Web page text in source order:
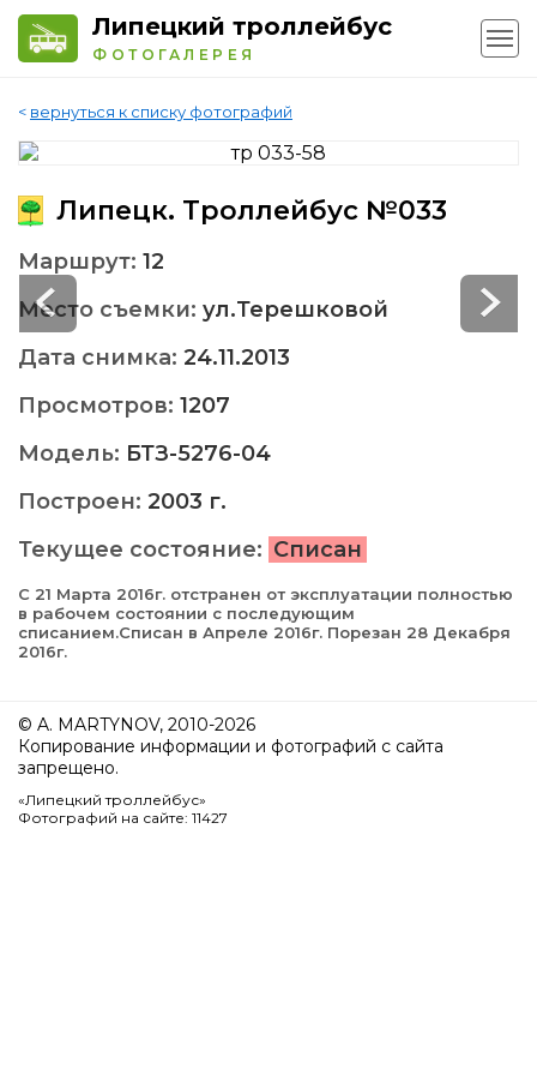
Липецкий троллейбус
ФОТОГАЛЕРЕЯ
< вернуться к списку фотографий
Липецк. Троллейбус №033
Маршрут: 12
Место съемки: ул.Терешковой
Дата снимка: 24.11.2013
Просмотров: 1207
Модель: БТЗ-5276-04
Построен: 2003 г.
Текущее состояние: Списан
С 21 Марта 2016г. отстранен от эксплуатации полностью
в рабочем состоянии с последующим
списанием.Списан в Апреле 2016г. Порезан 28 Декабря
2016г.
© A. MARTYNOV, 2010-2026
Копирование информации и фотографий с сайта
запрещено.
«Липецкий троллейбус»
Фотографий на сайте: 11427